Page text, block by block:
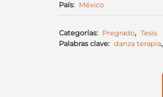
País: México
Categorías: Pregrado, Tesis
Palabras clave: danza terapia,